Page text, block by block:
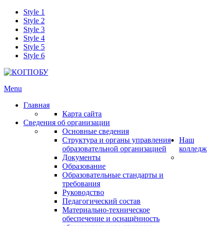
Style 1
Style 2
Style 3
Style 4
Style 5
Style 6
Menu
Главная
Карта сайта
Сведения об организации
Основные сведения
Структура и органы управления
образовательной организацией
Документы
Образование
Образовательные стандарты и
требования
Руководство
Педагогический состав
Материально-техническое
обеспечение и оснащённость
Наш
колледж